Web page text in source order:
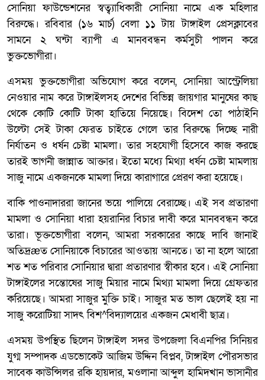
সোনিয়া ফাউন্ডেশনের স্বত্ব্যাধিকারী সোনিয়া নামে এক মহিলার
বিরুদ্ধে। রবিবার (১৬ মার্চ) বেলা ১১ টায় টাঙ্গাইল প্রেসক্লাবের
সামনে ২ ঘন্টা ব্যাপী এ মানববন্ধন কর্মসুচী পালন করে
ভুক্তভোগীরা।
এসময় ভুক্তভোগীরা অভিযোগ করে বলেন, সোনিয়া আস্ট্রেলিয়া
নেওয়ার নাম করে টাঙ্গাইলসহ দেশের বিভিন্ন জায়গার মানুষের কাছ
থেকে কোটি কোটি টাকা হাতিয়ে নিয়েছে। বিদেশ তো পাঠাইনি
উল্টো সেই টাকা ফেরত চাইতে গেলে তার বিরুদ্ধে দিচ্ছে নারী
নির্যাতন ও ধর্ষন চেষ্টা মামলা। তার সহযোগী হিসেবে কাজ করছে
তারই ভাগনী জান্নাত আক্তার। ইতো মধ্যে মিথ্যা ধর্ষন চেষ্টা মামলায়
সাজু নামে একজনকে মামলা দিয়ে কারাগারে প্রেরণ করা হয়েছে।
বাকি পাওনাদাররা জানের ভয়ে পালিয়ে বেরাচ্ছে। এই সব প্রতারণা
মামলা ও সোনিয়া ধারা হয়রানির বিচার দাবী করে মানববন্ধন করে
তারা। ভূক্তভোগীরা বলেন, আমরা সরকারের কাছে দাবি জানাই
অতিদ্রæত সোনিয়াকে বিচারের আওতায় আনতে। তা না হলে আরো
শত শত পরিবার সোনিয়ার দ্বারা প্রতারণার স্বীকার হবে। এই সোনিয়া
টাঙ্গাইলের সন্তোষের সাজু মিয়ার নামে মিথ্যা মামলা দিয়ে গ্রেফতার
করিয়েছে। আমরা সাজুর মুক্তি চাই। সাজুর মত ভাল ছেলেই হয় না
সাজু করোটিয়া সাদৎ বিশ^বিদ্যালয়ের একজন মেধাবী ছাত্র।
এসময় উপস্থিত ছিলেন টাঙ্গাইল সদর উপজেলা বিএনপির সিনিয়র
যুগ্ম সম্পাদক এডভোকেট আজিম উদ্দিন বিপ্লব, টাঙ্গাইল পৌরসভার
সাবেক কাউন্সিলর রকি হায়দার, মওলানা আব্দুল হামিদখান ভাসানীর